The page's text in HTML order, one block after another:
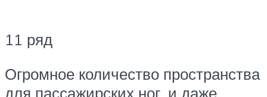
11 ряд
Огромное количество пространства
для пассажирских ног, и даже